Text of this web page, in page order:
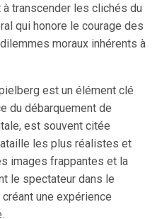
transcender les clichés du
qui honore le courage des
moraux inhérents à
est un élément clé
du débarquement de
est souvent citée
les plus réalistes et
images frappantes et la
le spectateur dans le
une expérience